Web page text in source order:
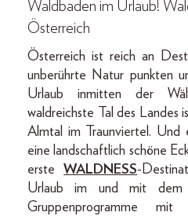
Waldbaden im Urlaub!
Österreich
Österreich ist reich an
unberührte Natur punkten
Urlaub inmitten der
waldreichste Tal des Landes
Almtal im Traunviertel. Und
eine landschaftlich schöne
ersteWALDNESS-
Urlaub im und mit dem
Gruppenprogramme mit